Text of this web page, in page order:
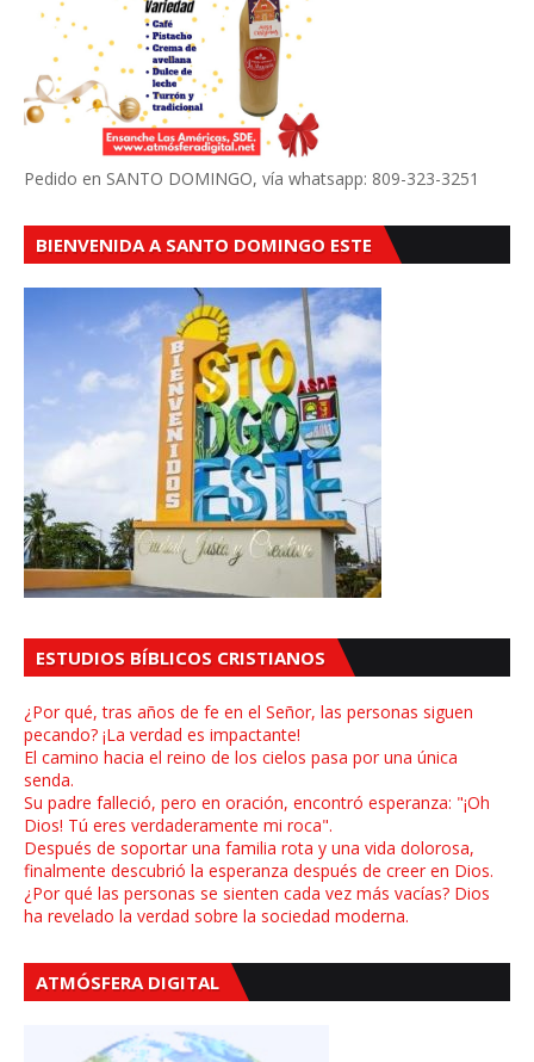
Pedido en SANTO DOMINGO, vía whatsapp: 809-323-3251
BIENVENIDA A SANTO DOMINGO ESTE
ESTUDIOS BÍBLICOS CRISTIANOS
¿Por qué, tras años de fe en el Señor, las personas siguen
pecando? ¡La verdad es impactante!
El camino hacia el reino de los cielos pasa por una única
senda.
Su padre falleció, pero en oración, encontró esperanza: "¡Oh
Dios! Tú eres verdaderamente mi roca".
Después de soportar una familia rota y una vida dolorosa,
finalmente descubrió la esperanza después de creer en Dios.
¿Por qué las personas se sienten cada vez más vacías? Dios
ha revelado la verdad sobre la sociedad moderna.
ATMÓSFERA DIGITAL